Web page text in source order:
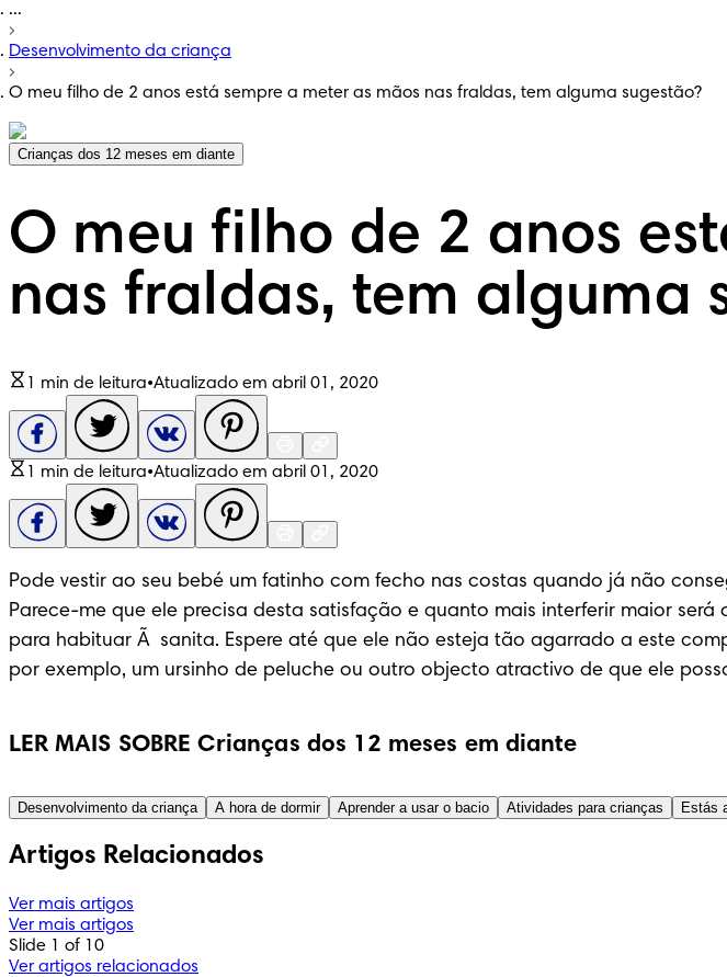
...
Desenvolvimento da criança
O meu filho de 2 anos está sempre a meter as mãos nas fraldas, tem alguma sugestão?
Crianças dos 12 meses em diante
O meu filho de 2 anos
nas fraldas, tem alguma
1 min de leitura•Atualizado em abril 01, 2020
1 min de leitura•Atualizado em abril 01, 2020
Pode vestir ao seu bebé um fatinho com fecho nas costas quando já não
Parece-me que ele precisa desta satisfação e quanto mais interferir maior
para habituar Ã  sanita. Espere até que ele não esteja tão agarrado a este
por exemplo, um ursinho de peluche ou outro objecto atractivo de que ele
LER MAIS SOBRE Crianças dos 12 meses em diante
Desenvolvimento da criança A hora de dormir Aprender a usar o bacio Atividades para crianças Estás
Artigos Relacionados
Ver mais artigos
Ver mais artigos
Slide 1 of 10
Ver artigos relacionados